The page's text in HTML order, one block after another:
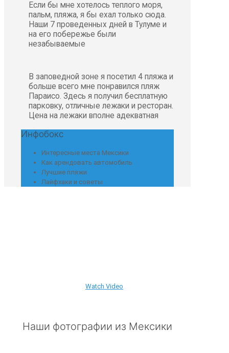
Если бы мне хотелось теплого моря,
пальм, пляжа, я бы ехал только сюда.
Наши 7 проведенных дней в Тулуме и
на его побережье были
незабываемые
В заповедной зоне я посетил 4 пляжа и
больше всего мне понравился пляж
Параисо. Здесь я получил бесплатную
парковку, отличные лежаки и ресторан.
Цена на лежаки вполне адекватная
Инфобокс
Интересные места Мексики
Как арендовать автомобиль
Лучшие пляжи
Лайфхаки и советы
Watch Video
Наши фотографии из Мексики